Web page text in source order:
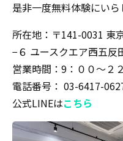
是非一度無料体験にいら
所在地：〒141-0031 東
−６ ユースクエア西五反
営業時間：9：００〜２
電話番号： 03-6417-
公式LINEはこちら